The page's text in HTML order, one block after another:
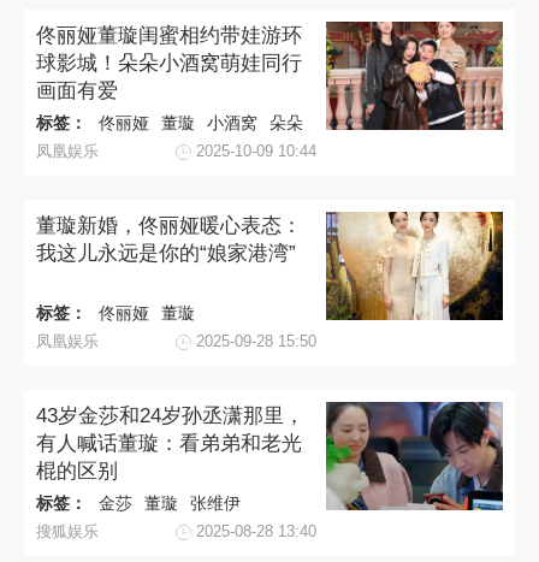
佟丽娅董璇闺蜜相约带娃游环
球影城！朵朵小酒窝萌娃同行
画面有爱
标签： 佟丽娅 董璇 小酒窝 朵朵
凤凰娱乐 2025-10-09 10:44
董璇新婚，佟丽娅暖心表态：
我这儿永远是你的“娘家港湾”
标签： 佟丽娅 董璇
凤凰娱乐 2025-09-28 15:50
43岁金莎和24岁孙丞潇那里，
有人喊话董璇：看弟弟和老光
棍的区别
标签： 金莎 董璇 张维伊
搜狐娱乐 2025-08-28 13:40